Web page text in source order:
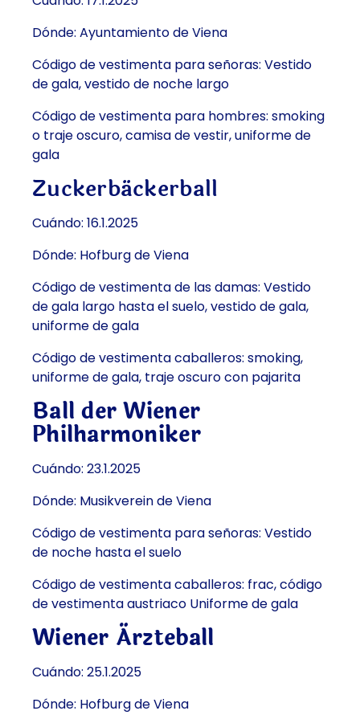
Dónde: Ayuntamiento de Viena
Código de vestimenta para señoras: Vestido
de gala, vestido de noche largo
Código de vestimenta para hombres: smoking
o traje oscuro, camisa de vestir, uniforme de
gala
Zuckerbäckerball
Cuándo: 16.1.2025
Dónde: Hofburg de Viena
Código de vestimenta de las damas: Vestido
de gala largo hasta el suelo, vestido de gala,
uniforme de gala
Código de vestimenta caballeros: smoking,
uniforme de gala, traje oscuro con pajarita
Ball der Wiener
Philharmoniker
Cuándo: 23.1.2025
Dónde: Musikverein de Viena
Código de vestimenta para señoras: Vestido
de noche hasta el suelo
Código de vestimenta caballeros: frac, código
de vestimenta austriaco Uniforme de gala
Wiener Ärzteball
Cuándo: 25.1.2025
Dónde: Hofburg de Viena